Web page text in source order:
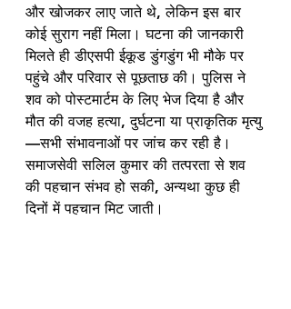
और खोजकर लाए जाते थे, लेकिन इस बार
कोई सुराग नहीं मिला। घटना की जानकारी
मिलते ही डीएसपी ईकूड डुंगडुंग भी मौके पर
पहुंचे और परिवार से पूछताछ की। पुलिस ने
शव को पोस्टमार्टम के लिए भेज दिया है और
मौत की वजह हत्या, दुर्घटना या प्राकृतिक मृत्यु
—सभी संभावनाओं पर जांच कर रही है।
समाजसेवी सलिल कुमार की तत्परता से शव
की पहचान संभव हो सकी, अन्यथा कुछ ही
दिनों में पहचान मिट जाती।